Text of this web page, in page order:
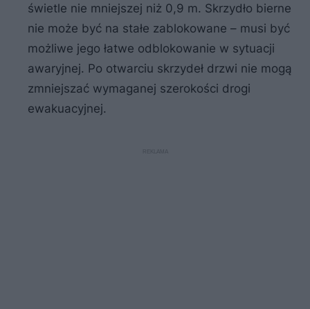
świetle nie mniejszej niż 0,9 m. Skrzydło bierne
nie może być na stałe zablokowane – musi być
możliwe jego łatwe odblokowanie w sytuacji
awaryjnej. Po otwarciu skrzydeł drzwi nie mogą
zmniejszać wymaganej szerokości drogi
ewakuacyjnej.